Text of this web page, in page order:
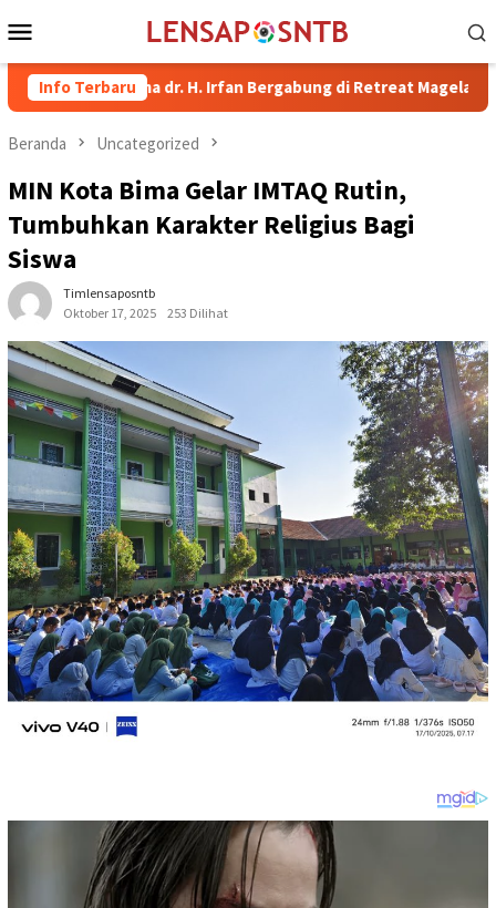
ke
Mobile
Info Terbaru
Bima dr. H. Irfan Bergabung di Retreat Magelang
Beranda Uncategorized
MIN Kota Bima Gelar IMTAQ Rutin,
Tumbuhkan Karakter Religius Bagi
Siswa
Timlensaposntb
Oktober 17, 2025
253 Dilihat